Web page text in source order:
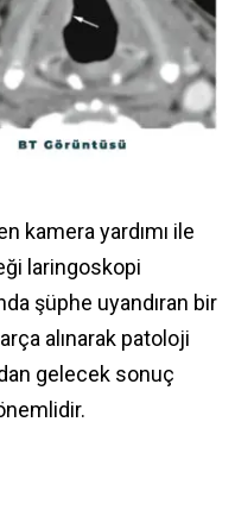
kamera yardımı ile
laringoskopi
şüphe uyandıran bir
alınarak patoloji
gelecek sonuç